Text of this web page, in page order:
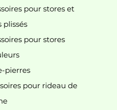
a aucun article à
pour stores et
plissés
pour stores
pierres
pour rideau de